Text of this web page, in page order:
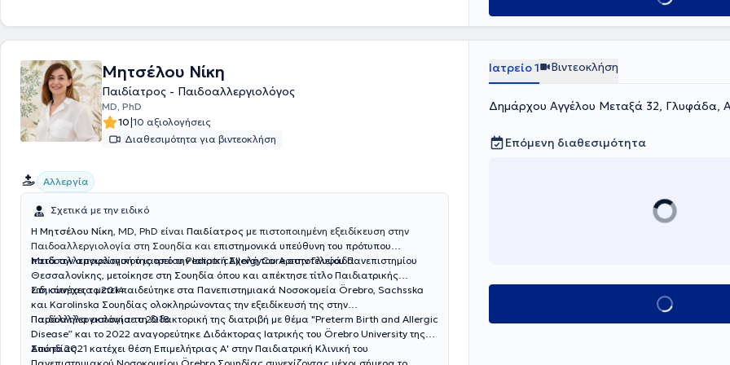
Μητσέλου Νίκη
Παιδίατρος - Παιδοαλλεργιολόγος
MD, PhD
10|10 αξιολογήσεις
Διαθεσιμότητα για βιντεοκλήση
Αλλεργία
Σχετικά με την ειδικό
Η Μητσέλου Νίκη, MD, PhD είναι Παιδίατρος με πιστοποιημένη εξειδίκευση στην
Παιδοαλλεργιολογία στη Σουηδία και επιστημονικά υπεύθυνη του πρότυπου
παιδοαλλεργιολογικού ιατρείου PediatricAllergyCare στην Γλυφάδα.
Μετά την αποφοίτησή της από την Ιατρική Σχολή του Αριστοτελείου Πανεπιστημίου
Θεσσαλονίκης, μετοίκησε στη Σουηδία όπου και απέκτησε τίτλο Παιδιατρικής
ειδικότητας το 2014.
Στη συνέχεια μετεκπαιδεύτηκε στα Πανεπιστημιακά Νοσοκομεία Örebro, Sachsska
και Karolinska Σουηδίας ολοκληρώνοντας την εξειδίκευσή της στην
Παιδοαλλεργιολογία το 2018.
Παράλληλα εκπόνησε τη διδακτορική της διατριβή με θέμα "Preterm Birth and Allergic
Disease” και το 2022 αναγορεύτηκε Διδάκτορας Ιατρικής του Örebro University της
Σουηδίας.
Από το 2021 κατέχει θέση Επιμελήτριας Α' στην Παιδιατρική Κλινική του
Ιατρείο 1 Βιντεοκλήση
Δημάρχου Αγγέλου Μεταξά 32, Γλυφάδα,
Επόμενη διαθεσιμότητα
Κλείσε ραντεβού